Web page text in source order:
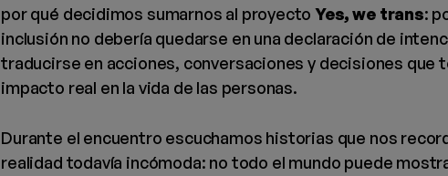
por qué decidimos sumarnos al proyectoYes, we trans:
inclusión no debería quedarse en una declaración de
traducirse en acciones, conversaciones y decisiones que
impacto real en la vida de las personas.
Durante el encuentro escuchamos historias que nos
realidad todavía incómoda: no todo el mundo puede